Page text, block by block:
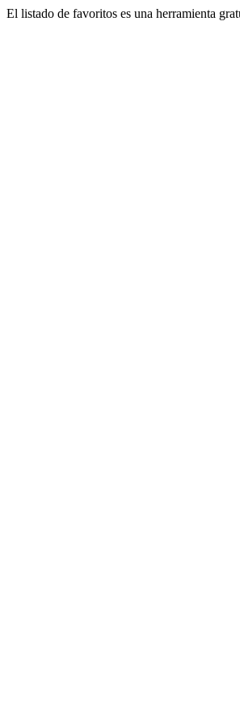
El listado de favoritos es una herramienta